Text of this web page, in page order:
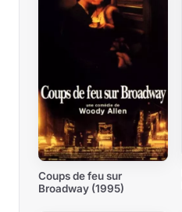
Coups de feu sur
Broadway (1995)